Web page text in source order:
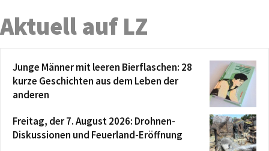
Aktuell auf LZ
Junge Männer mit leeren Bierflaschen: 28
kurze Geschichten aus dem Leben der
anderen
Freitag, der 7. August 2026: Drohnen-
Diskussionen und Feuerland-Eröffnung